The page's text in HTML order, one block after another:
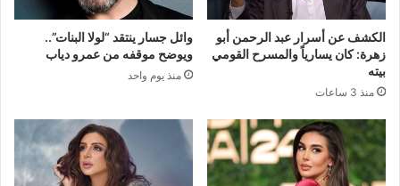
الكشف عن أسرار عبد الرحمن أبو
زهرة: كان يسارياً والمسرح القومي
بيته
منذ 3 ساعات
وائل جسار ينتقد “لولا البنات”..
ويوضح موقفه من عمرو دياب
منذ يوم واحد